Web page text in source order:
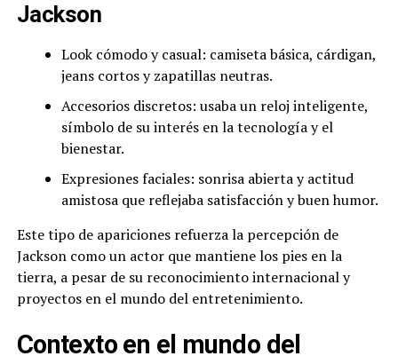
Jackson
Look cómodo y casual: camiseta básica, cárdigan,
jeans cortos y zapatillas neutras.
Accesorios discretos: usaba un reloj inteligente,
símbolo de su interés en la tecnología y el
bienestar.
Expresiones faciales: sonrisa abierta y actitud
amistosa que reflejaba satisfacción y buen humor.
Este tipo de apariciones refuerza la percepción de
Jackson como un actor que mantiene los pies en la
tierra, a pesar de su reconocimiento internacional y
proyectos en el mundo del entretenimiento.
Contexto en el mundo del